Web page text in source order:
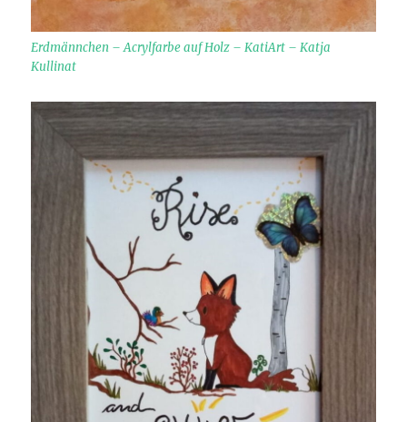
Erdmännchen – Acrylfarbe auf Holz – KatiArt – Katja
Kullinat